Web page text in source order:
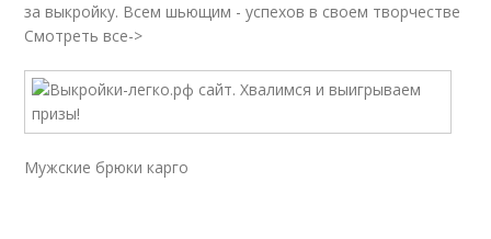
за выкройку. Всем шьющим - успехов в своем творчестве
Смотреть все->
Мужские брюки карго